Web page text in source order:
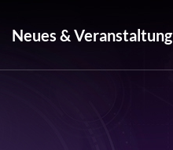
Neues & Veranstaltung